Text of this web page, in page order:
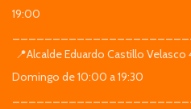
19:00
📍Alcalde Eduardo Castillo
Domingo de 10:00 a 19:30